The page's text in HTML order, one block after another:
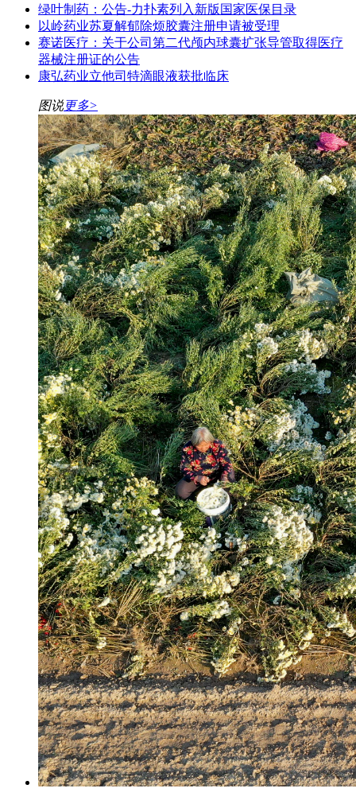
绿叶制药：公告-力扑素列入新版国家医保目录
以岭药业苏夏解郁除烦胶囊注册申请被受理
赛诺医疗：关于公司第二代颅内球囊扩张导管取得医疗
器械注册证的公告
康弘药业立他司特滴眼液获批临床
图说更多>